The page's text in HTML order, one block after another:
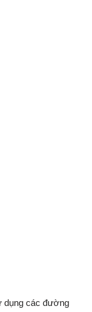
dụng các đường